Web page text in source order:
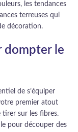
les tendances
terreuses qui
décoration.
dompter le
de s’équiper
premier atout
tirer sur les fibres.
pour découper des